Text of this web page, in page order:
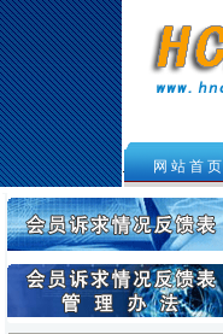
. 网 站 首 页